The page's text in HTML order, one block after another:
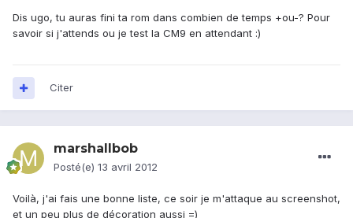
Dis ugo, tu auras fini ta rom dans combien de temps +ou-? Pour
savoir si j'attends ou je test la CM9 en attendant :)
Citer
marshallbob
Posté(e) 13 avril 2012
Voilà, j'ai fais une bonne liste, ce soir je m'attaque au screenshot,
et un peu plus de décoration aussi =)